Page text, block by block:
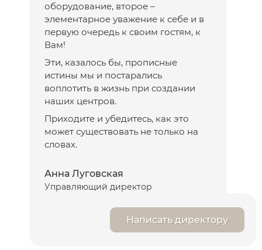
оборудование, второе –
элементарное уважение к себе и в
первую очередь к своим гостям, к
Вам!
Эти, казалось бы, прописные
истины мы и постарались
воплотить в жизнь при создании
наших центров.
Приходите и убедитесь, как это
может существовать не только на
словах.
Анна Луговская
Управляющий директор
Написать директору